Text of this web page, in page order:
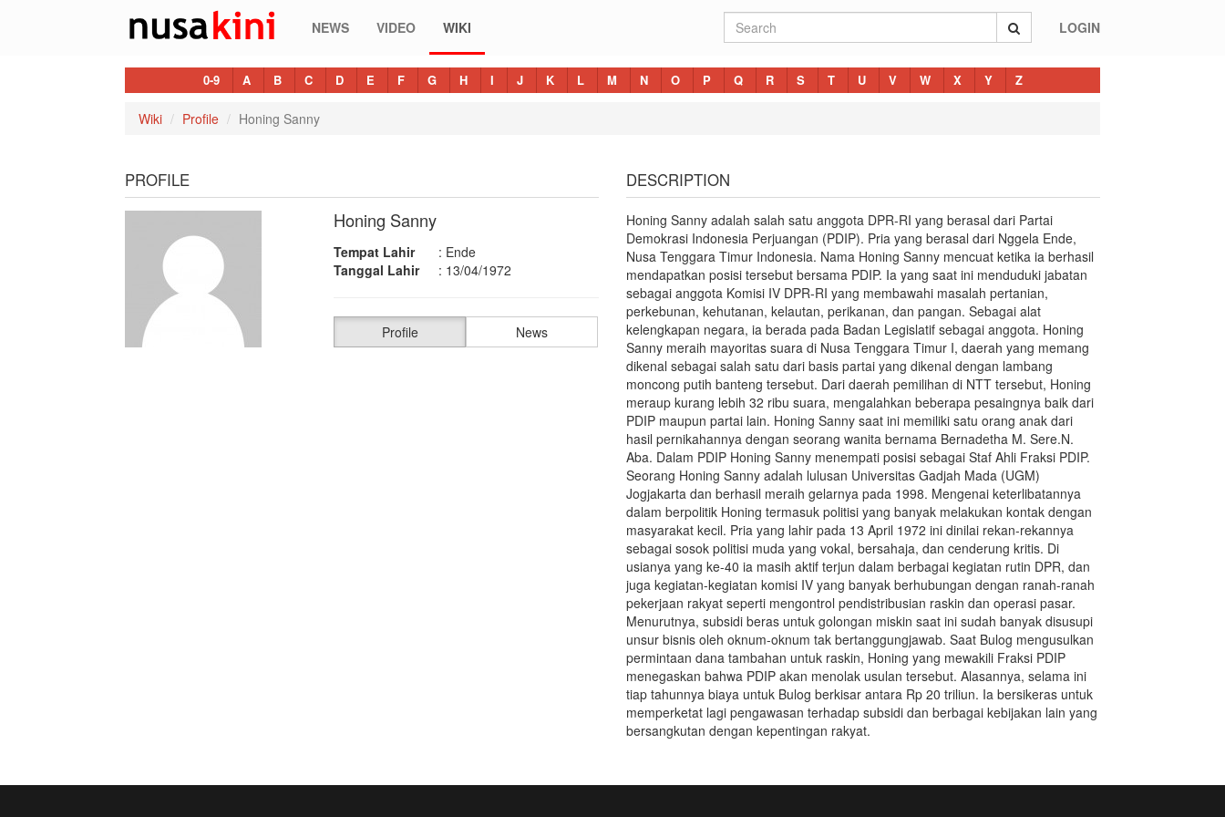
NEWS VIDEO WIKI LOGIN
0-9 A B C D E F G H I J K L M N O P Q R S T U V W X Y Z
Wiki Profile Honing Sanny
PROFILE
Honing Sanny
Tempat Lahir : Ende
Tanggal Lahir
: 13/04/1972
Profile News
DESCRIPTION
Honing Sanny adalah salah satu anggota DPR-RI yang berasal dari Partai
Demokrasi Indonesia Perjuangan (PDIP). Pria yang berasal dari Nggela Ende,
Nusa Tenggara Timur Indonesia. Nama Honing Sanny mencuat ketika ia berhasil
mendapatkan posisi tersebut bersama PDIP. Ia yang saat ini menduduki jabatan
sebagai anggota Komisi IV DPR-RI yang membawahi masalah pertanian,
perkebunan, kehutanan, kelautan, perikanan, dan pangan. Sebagai alat
kelengkapan negara, ia berada pada Badan Legislatif sebagai anggota. Honing
Sanny meraih mayoritas suara di Nusa Tenggara Timur I, daerah yang memang
dikenal sebagai salah satu dari basis partai yang dikenal dengan lambang
moncong putih banteng tersebut. Dari daerah pemilihan di NTT tersebut, Honing
meraup kurang lebih 32 ribu suara, mengalahkan beberapa pesaingnya baik dari
PDIP maupun partai lain. Honing Sanny saat ini memiliki satu orang anak dari
hasil pernikahannya dengan seorang wanita bernama Bernadetha M. Sere.N.
Aba. Dalam PDIP Honing Sanny menempati posisi sebagai Staf Ahli Fraksi PDIP.
Seorang Honing Sanny adalah lulusan Universitas Gadjah Mada (UGM)
Jogjakarta dan berhasil meraih gelarnya pada 1998. Mengenai keterlibatannya
dalam berpolitik Honing termasuk politisi yang banyak melakukan kontak dengan
masyarakat kecil. Pria yang lahir pada 13 April 1972 ini dinilai rekan-rekannya
sebagai sosok politisi muda yang vokal, bersahaja, dan cenderung kritis. Di
usianya yang ke-40 ia masih aktif terjun dalam berbagai kegiatan rutin DPR, dan
juga kegiatan-kegiatan komisi IV yang banyak berhubungan dengan ranah-ranah
pekerjaan rakyat seperti mengontrol pendistribusian raskin dan operasi pasar.
Menurutnya, subsidi beras untuk golongan miskin saat ini sudah banyak disusupi
unsur bisnis oleh oknum-oknum tak bertanggungjawab. Saat Bulog mengusulkan
permintaan dana tambahan untuk raskin, Honing yang mewakili Fraksi PDIP
menegaskan bahwa PDIP akan menolak usulan tersebut. Alasannya, selama ini
tiap tahunnya biaya untuk Bulog berkisar antara Rp 20 triliun. Ia bersikeras untuk
memperketat lagi pengawasan terhadap subsidi dan berbagai kebijakan lain yang
bersangkutan dengan kepentingan rakyat.